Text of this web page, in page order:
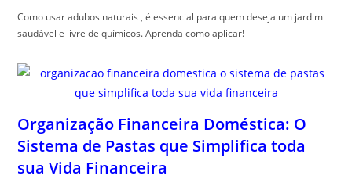
Como usar adubos naturais , é essencial para quem deseja um jardim
saudável e livre de químicos. Aprenda como aplicar!
Organização Financeira Doméstica: O
Sistema de Pastas que Simplifica toda
sua Vida Financeira